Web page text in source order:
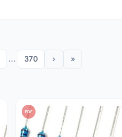
... 370 › »
PDF